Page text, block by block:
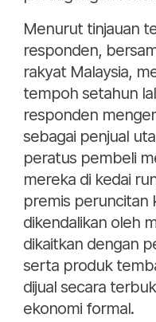
Menurut tinjauan
responden,
rakyat Malaysia,
tempoh setahun
responden
sebagai penjual
peratus pembeli
mereka di kedai
premis peruncitan
dikendalikan oleh
dikaitkan dengan
serta produk
dijual secara
ekonomi formal.